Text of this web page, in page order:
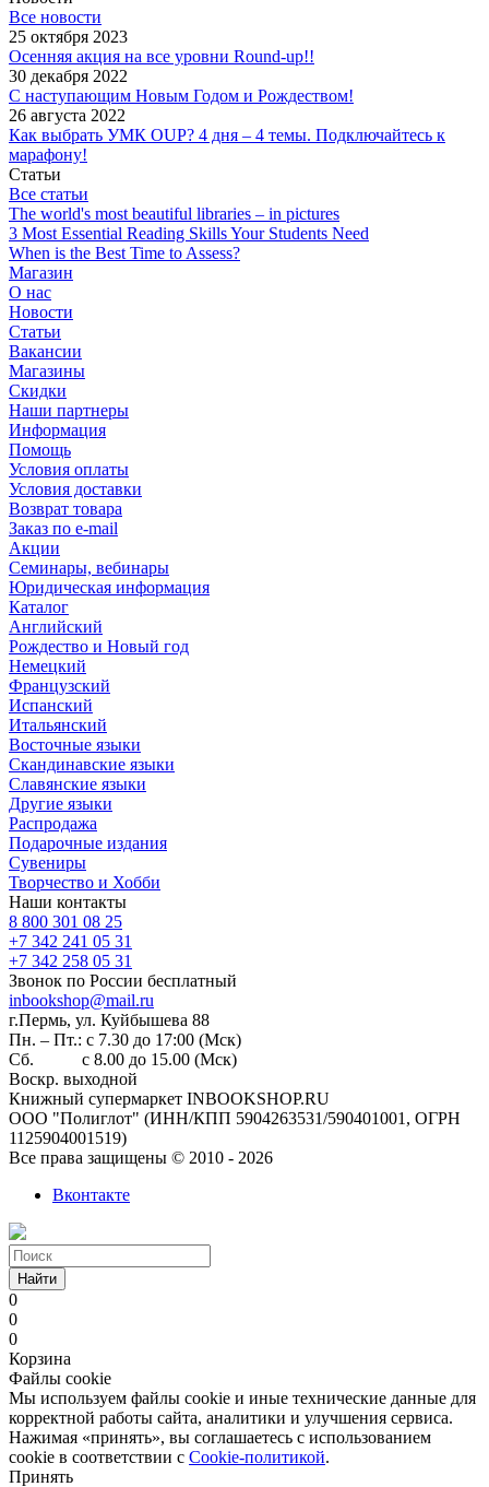
Все новости
25 октября 2023
Осенняя акция на все уровни Round-up!!
30 декабря 2022
С наступающим Новым Годом и Рождеством!
26 августа 2022
Как выбрать УМК OUP? 4 дня – 4 темы. Подключайтесь к
марафону!
Статьи
Все статьи
The world's most beautiful libraries – in pictures
3 Most Essential Reading Skills Your Students Need
When is the Best Time to Assess?
Магазин
О нас
Новости
Статьи
Вакансии
Магазины
Скидки
Наши партнеры
Информация
Помощь
Условия оплаты
Условия доставки
Возврат товара
Заказ по e-mail
Акции
Семинары, вебинары
Юридическая информация
Каталог
Английский
Рождество и Новый год
Немецкий
Французский
Испанский
Итальянский
Восточные языки
Скандинавские языки
Славянские языки
Другие языки
Распродажа
Подарочные издания
Сувениры
Творчество и Хобби
Наши контакты
8 800 301 08 25
+7 342 241 05 31
+7 342 258 05 31
Звонок по России бесплатный
inbookshop@mail.ru
г.Пермь, ул. Куйбышева 88
Пн. – Пт.: с 7.30 до 17:00 (Мск)
Сб. с 8.00 до 15.00 (Мск)
Воскр. выходной
Книжный супермаркет INBOOKSHOP.RU
ООО "Полиглот" (ИНН/КПП 5904263531/590401001, ОГРН
1125904001519)
Все права защищены © 2010 - 2026
Вконтакте
Найти
0
0
0
Корзина
Файлы cookie
Мы используем файлы cookie и иные технические данные для
корректной работы сайта, аналитики и улучшения сервиса.
Нажимая «принять», вы соглашаетесь с использованием
cookie в соответствии с Cookie-политикой.
Принять